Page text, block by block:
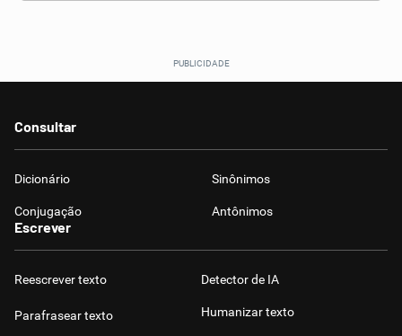
Consultar
Dicionário Sinônimos
Conjugação Antônimos
Escrever
Reescrever texto
Parafrasear texto
Detector de IA
Humanizar texto